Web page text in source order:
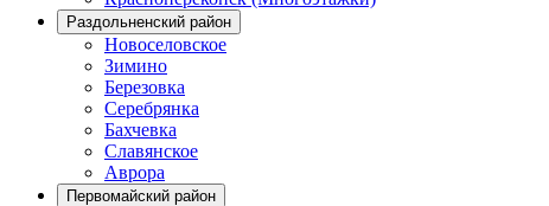
Раздольненский район
Новоселовское
Зимино
Березовка
Серебрянка
Бахчевка
Славянское
Аврора
Первомайский район